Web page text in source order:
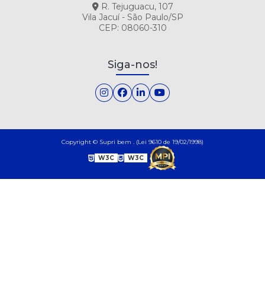
R. Tejuguacu, 107
Vila Jacuí - São Paulo/SP
CEP: 08060-310
Siga-nos!
Copyright © Supri bem . (Lei 9610 de 19/02/1998)
W3C W3C